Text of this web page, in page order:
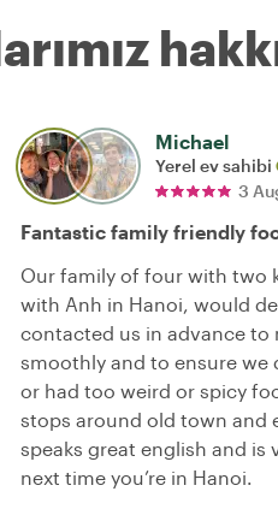
Michael
Yerel ev sahibi
3
Fantastic family friendly
Our family of four with two
with Anh in Hanoi, would
contacted us in advance to
smoothly and to ensure we
or had too weird or spicy
stops around old town and
speaks great english and is
next time you’re in Hanoi.